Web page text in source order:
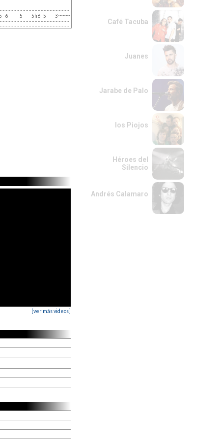
|
6----5---5h6-5---3~~~~~~~~--(3)/5~~~--3--5--3-3/5~~~|
|
|
3----------------
[ver más videos]
Café Tacuba
Juanes
Jarabe de Palo
los Piojos
Héroes del
Silencio
Andrés Calamaro